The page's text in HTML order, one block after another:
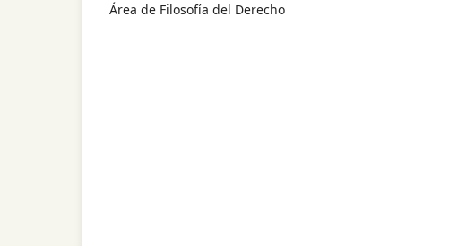
Área de Filosofía del Derecho